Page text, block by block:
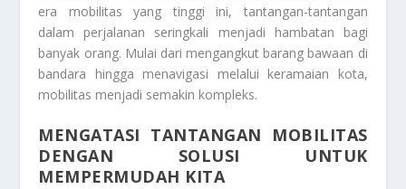
era mobilitas yang tinggi ini, tantangan-tantangan
dalam perjalanan seringkali menjadi hambatan bagi
banyak orang. Mulai dari mengangkut barang bawaan di
bandara hingga menavigasi melalui keramaian kota,
mobilitas menjadi semakin kompleks.
MENGATASI TANTANGAN MOBILITAS
DENGAN SOLUSI UNTUK
MEMPERMUDAH KITA